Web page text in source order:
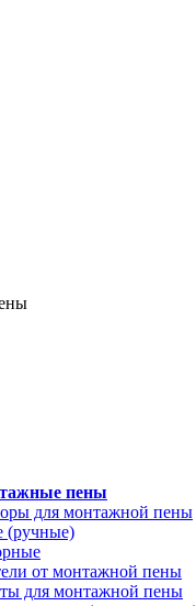
пены
для монтажной пены
(ручные)
от монтажной пены
для монтажной пены